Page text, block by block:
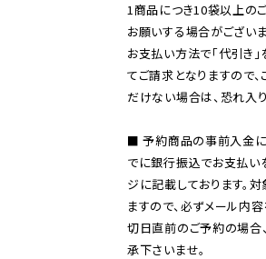
1商品につき10袋以上の
お願いする場合がございま
お支払い方法で「代引き
てご請求となりますので
だけない場合は、恐れ入
■ 予約商品の事前入金に
でに銀行振込でお支払い
ジに記載しております。
ますので、必ずメール内
切日直前のご予約の場合
承下さいませ。